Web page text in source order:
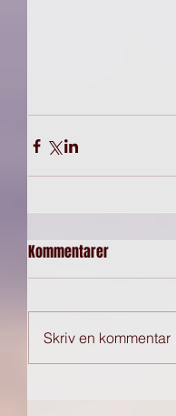
Kommentarer
Skriv en